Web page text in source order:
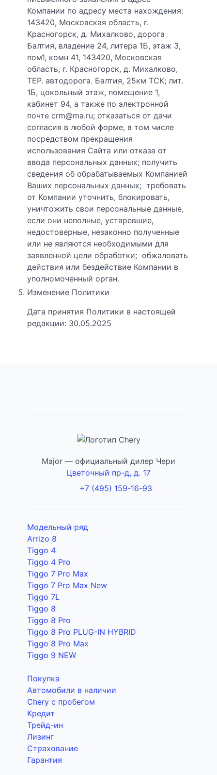
Компании по адресу места нахождения:
143420, Московская область, г.
Красногорск, д. Михалково, дорога
Балтия, владение 24, литера 1Б, этаж 3,
пом1, комн 41, 143420, Московская
область, г. Красногорск, д. Михалково,
ТЕР. автодорога. Балтия, 25км ТСК; лит.
1Б, цокольный этаж, помещение 1,
кабинет 94, а также по электронной
почте crm@ma.ru; отказаться от дачи
согласия в любой форме, в том числе
посредством прекращения
использования Сайта или отказа от
ввода персональных данных; получить
сведения об обрабатываемых Компанией
Ваших персональных данных; требовать
от Компании уточнить, блокировать,
уничтожить свои персональные данные,
если они неполные, устаревшие,
недостоверные, незаконно полученные
или не являются необходимыми для
заявленной цели обработки; обжаловать
действия или бездействие Компании в
уполномоченный орган.
Изменение Политики
Дата принятия Политики в настоящей
редакции: 30.05.2025
Major — официальный дилер Чери
Цветочный пр-д, д. 17
+7 (495) 159-16-93
Модельный ряд
Arrizo 8
Tiggo 4
Tiggo 4 Pro
Tiggo 7 Pro Max
Tiggo 7 Pro Max New
Tiggo 7L
Tiggo 8
Tiggo 8 Pro
Tiggo 8 Pro PLUG-IN HYBRID
Tiggo 8 Pro Max
Tiggo 9 NEW
Покупка
Автомобили в наличии
Chery с пробегом
Кредит
Трейд-ин
Лизинг
Страхование
Гарантия